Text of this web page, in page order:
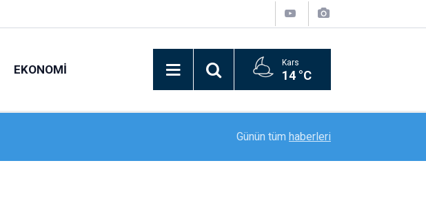
EKONOMI Kars
14 °C
"Mameki Fest" Tunceli’de coşkuyla başladı
Günün tüm haberleri